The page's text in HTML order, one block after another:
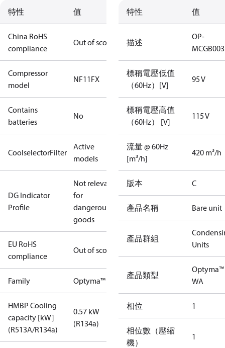
特性 值
China RoHS
compliance
Out of scope
Compressor
model
NF11FX
Contains
batteries
No
CoolselectorFilter
Active
models
DG Indicator
Profile
Not relevant
for
dangerous
goods
EU RoHS
compliance
Out of scope
Family Optyma™
HMBP Cooling
capacity [kW]
(R513A/R134a)
0.57 kW
(R134a)
特性 值
描述
OP-
標稱電壓低值
（60Hz）[V]
95 V
標稱電壓高值
（60Hz） [V]
115 V
流量 @ 60Hz
[m³/h]
420 m³/h
版本 C
產品名稱 Bare unit
產品群組
Units
產品類型
Optyma™
WA
相位 1
相位數（壓縮
機）
1